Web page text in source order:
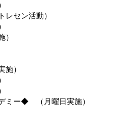
セン活動）
）
ミー◆ （月曜日実施）